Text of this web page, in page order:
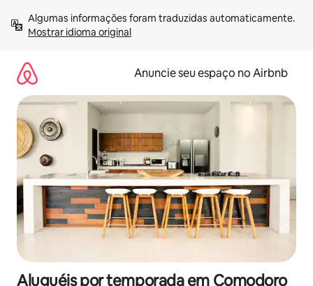
para
Mostrar idioma original
Anuncie seu espaço no Airbnb
Aluguéis por temporada em Comodoro